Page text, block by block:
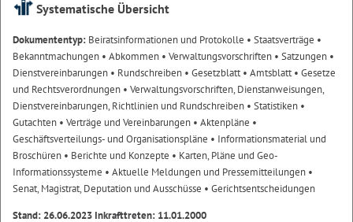
Systematische Übersicht
Dokumententyp: Beiratsinformationen und Protokolle • Staatsverträge •
Bekanntmachungen • Abkommen • Verwaltungsvorschriften • Satzungen •
Dienstvereinbarungen • Rundschreiben • Gesetzblatt• Amtsblatt• Gesetze
und Rechtsverordnungen • Verwaltungsvorschriften, Dienstanweisungen,
Dienstvereinbarungen, Richtlinien und Rundschreiben • Statistiken •
Gutachten • Verträge und Vereinbarungen • Aktenpläne •
Geschäftsverteilungs- und Organisationspläne • Informationsmaterial und
Broschüren • Berichte und Konzepte • Karten, Pläne und Geo-
Informationssysteme • Aktuelle Meldungen und Pressemitteilungen •
Senat, Magistrat, Deputation und Ausschüsse • Gerichtsentscheidungen
Stand: 26.06.2023 Inkrafttreten: 11.01.2000